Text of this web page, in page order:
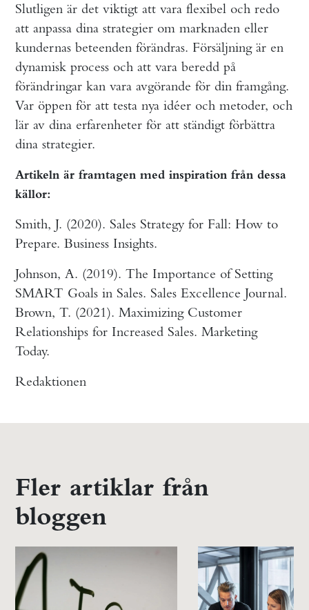
Slutligen är det viktigt att vara flexibel och redo
att anpassa dina strategier om marknaden eller
kundernas beteenden förändras. Försäljning är en
dynamisk process och att vara beredd på
förändringar kan vara avgörande för din framgång.
Var öppen för att testa nya idéer och metoder, och
lär av dina erfarenheter för att ständigt förbättra
dina strategier.
Artikeln är framtagen med inspiration från dessa
källor:
Smith, J. (2020). Sales Strategy for Fall: How to
Prepare. Business Insights.
Johnson, A. (2019). The Importance of Setting
SMART Goals in Sales. Sales Excellence Journal.
Brown, T. (2021). Maximizing Customer
Relationships for Increased Sales. Marketing
Today.
Redaktionen
Fler artiklar från
bloggen